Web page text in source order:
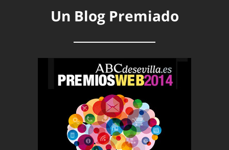
Un Blog Premiado